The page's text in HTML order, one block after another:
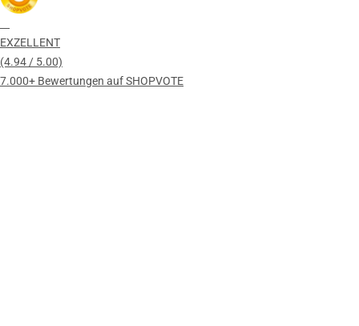
EXZELLENT
(4.94 / 5.00)
7.000+ Bewertungen auf SHOPVOTE